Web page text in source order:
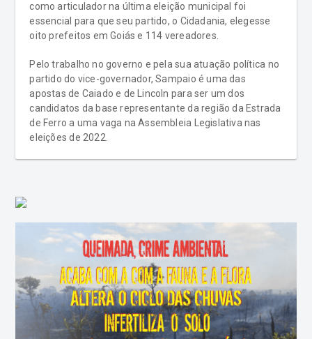
como articulador na última eleição municipal foi
essencial para que seu partido, o Cidadania, elegesse
oito prefeitos em Goiás e 114 vereadores.
Pelo trabalho no governo e pela sua atuação política no
partido do vice-governador, Sampaio é uma das
apostas de Caiado e de Lincoln para ser um dos
candidatos da base representante da região da Estrada
de Ferro a uma vaga na Assembleia Legislativa nas
eleições de 2022.